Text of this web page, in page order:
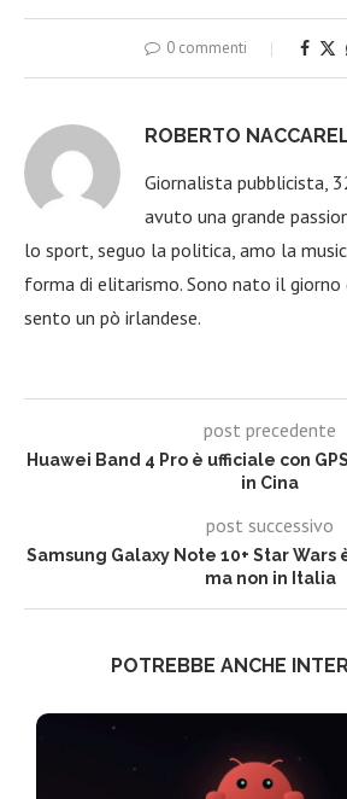
0 commenti
ROBERTO
Giornalista pubblicista,
avuto una grande
lo sport, seguo la politica, amo la
forma di elitarismo. Sono nato il giorno
sento un pò irlandese.
post precedente
Huawei Band 4 Pro è ufficiale con
in Cina
post successivo
Samsung Galaxy Note 10+ Star Wars
ma non in Italia
POTREBBE ANCHE